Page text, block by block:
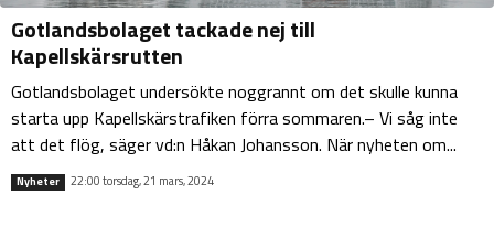
Gotlandsbolaget tackade nej till
Kapellskärsrutten
Gotlandsbolaget undersökte noggrannt om det skulle kunna
starta upp Kapellskärstrafiken förra sommaren.­– Vi såg inte
att det flög, säger vd:n Håkan Johansson. När nyheten om...
Nyheter 22:00 torsdag, 21 mars, 2024